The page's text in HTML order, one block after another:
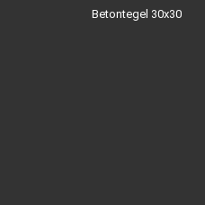
Betontegel 30x30